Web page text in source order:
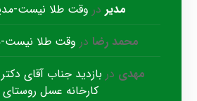
مدیر در وقت طلا نیست-
محمد رضا در وقت طلا
مهدی در بازدید جناب آقای
کارخانه عسل